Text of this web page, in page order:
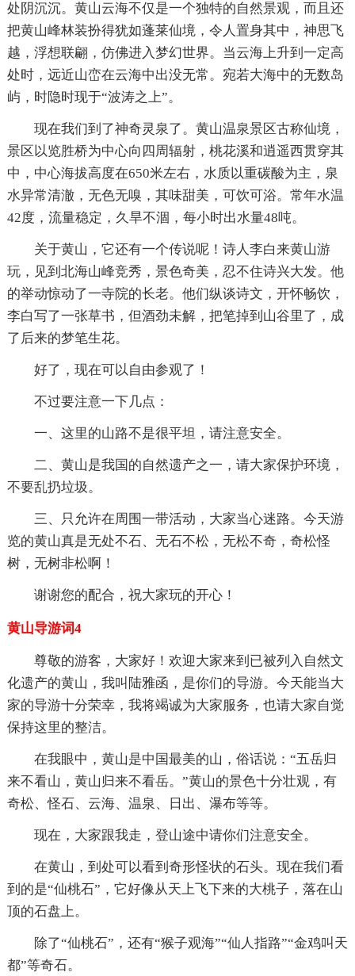
处阴沉沉。黄山云海不仅是一个独特的自然景观，而且还
把黄山峰林装扮得犹如蓬莱仙境，令人置身其中，神思飞
越，浮想联翩，仿佛进入梦幻世界。当云海上升到一定高
处时，远近山峦在云海中出没无常。宛若大海中的无数岛
屿，时隐时现于“波涛之上”。
现在我们到了神奇灵泉了。黄山温泉景区古称仙境，
景区以览胜桥为中心向四周辐射，桃花溪和逍遥西贯穿其
中，中心海拔高度在650米左右，水质以重碳酸为主，泉
水异常清澈，无色无嗅，其味甜美，可饮可浴。常年水温
42度，流量稳定，久旱不涸，每小时出水量48吨。
关于黄山，它还有一个传说呢！诗人李白来黄山游
玩，见到北海山峰竞秀，景色奇美，忍不住诗兴大发。他
的举动惊动了一寺院的长老。他们纵谈诗文，开怀畅饮，
李白写了一张草书，但酒劲未解，把笔掉到山谷里了，成
了后来的梦笔生花。
好了，现在可以自由参观了！
不过要注意一下几点：
一、这里的山路不是很平坦，请注意安全。
二、黄山是我国的自然遗产之一，请大家保护环境，
不要乱扔垃圾。
三、只允许在周围一带活动，大家当心迷路。今天游
览的黄山真是无处不石、无石不松，无松不奇，奇松怪
树，无树非松啊！
谢谢您的配合，祝大家玩的开心！
黄山导游词4
尊敬的游客，大家好！欢迎大家来到已被列入自然文
化遗产的黄山，我叫陆雅函，是你们的导游。今天能当大
家的导游十分荣幸，我将竭诚为大家服务，也请大家自觉
保持这里的整洁。
在我眼中，黄山是中国最美的山，俗话说：“五岳归
来不看山，黄山归来不看岳。”黄山的景色十分壮观，有
奇松、怪石、云海、温泉、日出、瀑布等等。
现在，大家跟我走，登山途中请你们注意安全。
在黄山，到处可以看到奇形怪状的石头。现在我们看
到的是“仙桃石”，它好像从天上飞下来的大桃子，落在山
顶的石盘上。
除了“仙桃石”，还有“猴子观海”“仙人指路”“金鸡叫天
都”等奇石。